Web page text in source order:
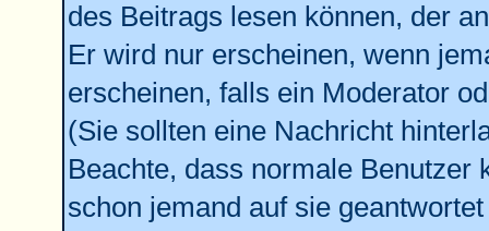
des Beitrags lesen können, der
Er wird nur erscheinen, wenn
erscheinen, falls ein Moderator
(Sie sollten eine Nachricht
Beachte, dass normale Benutzer
schon jemand auf sie geantwortet